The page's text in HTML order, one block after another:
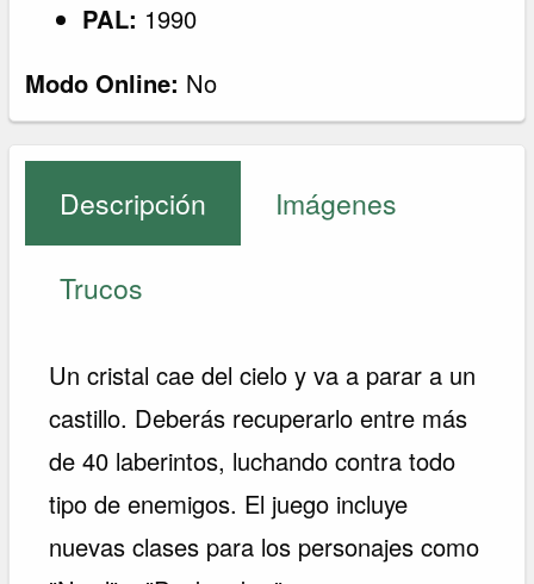
PAL: 1990
Modo Online: No
Descripción Imágenes
Trucos
Un cristal cae del cielo y va a parar a un
castillo. Deberás recuperarlo entre más
de 40 laberintos, luchando contra todo
tipo de enemigos. El juego incluye
nuevas clases para los personajes como